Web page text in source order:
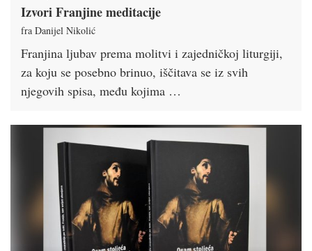
Izvori Franjine meditacije
fra Danijel Nikolić
Franjina ljubav prema molitvi i zajedničkoj liturgiji,
za koju se posebno brinuo, iščitava se iz svih
njegovih spisa, među kojima …